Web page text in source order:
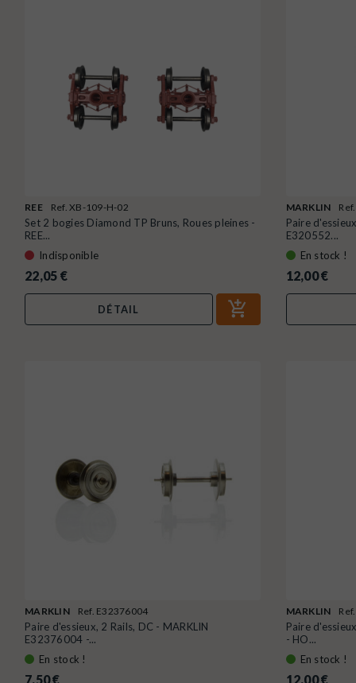
REE Ref. XB-109-H-02
Set 2 bogies Diamond TP Bruns, Roues pleines -
REE...
Indisponible
22,05 €
DÉTAIL
MARKLIN
Paire
E320552...
En stock !
12,00 €
MARKLIN Ref. E32376004
Paire d'essieux, 2 Rails, DC - MARKLIN
E32376004 -...
En stock !
7,50 €
MARKLIN
Paire
- HO...
En stock !
12,00 €